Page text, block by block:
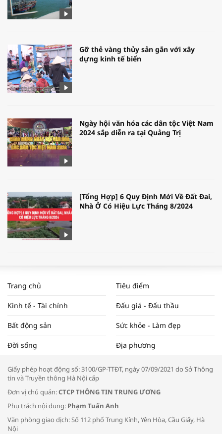
Gỡ thẻ vàng thủy sản gắn với xây
dựng kinh tế biển
Ngày hội văn hóa các dân tộc Việt Nam
2024 sắp diễn ra tại Quảng Trị
[Tổng Hợp] 6 Quy Định Mới Về Đất Đai,
Nhà Ở Có Hiệu Lực Tháng 8/2024
NAM NĂM 2024 VÀ NĂM 2025 | NHỊP
ĐẬP THỊ TRƯỜNG #62
Tọa đàm “Xúc tiến thương mại: Khơi
Bác sĩ tư vấn cách phòng tránh bệnh
đường hô hấp trong thời tiết giao mùa
Trang chủ Tiêu điểm
Kinh tế - Tài chính Đấu giá - Đấu thầu
Bất động sản Sức khỏe - Làm đẹp
Đời sống Địa phương
Giấy phép hoạt động số: 3100/GP-TTĐT, ngày 07/09/2021 do Sở Thông
tin và Truyền thông Hà Nội cấp
Đơn vị chủ quản:CTCP THÔNG TIN TRUNG ƯƠNG
Phụ trách nội dung: Phạm Tuấn Anh
Văn phòng giao dịch: Số 112 phố Trung Kính, Yên Hòa, Cầu Giấy, Hà
Nội